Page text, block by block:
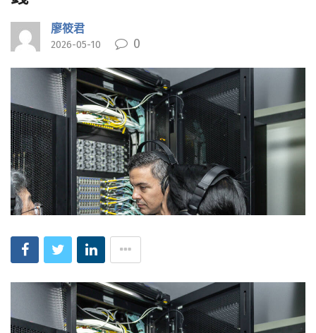
廖筱君
2026-05-10 0